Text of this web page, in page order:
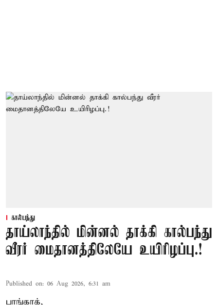
கால்பந்து
தாய்லாந்தில் மின்னல் தாக்கி கால்பந்து
வீரர் மைதானத்திலேயே உயிரிழப்பு.!
Published on: 06 Aug 2026, 6:31 am
பாங்காக்,